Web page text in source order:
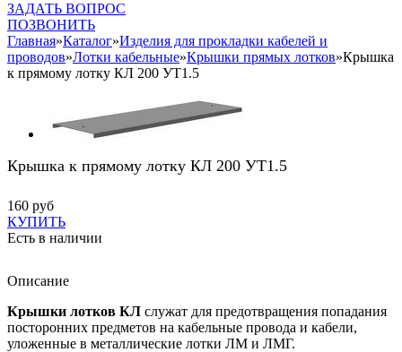
ЗАДАТЬ ВОПРОС
ПОЗВОНИТЬ
Главная»Каталог»Изделия для прокладки кабелей и
проводов»Лотки кабельные»Крышки прямых лотков»Крышка
к прямому лотку КЛ 200 УТ1.5
Крышка к прямому лотку КЛ 200 УТ1.5
160 руб
КУПИТЬ
Есть в наличии
Описание
Крышки лотков КЛ служат для предотвращения попадания
посторонних предметов на кабельные провода и кабели,
уложенные в металлические лотки ЛМ и ЛМГ.